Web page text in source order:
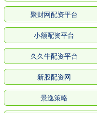
聚财网配资平台
小额配资平台
久久牛配资平台
新股配资网
景逸策略